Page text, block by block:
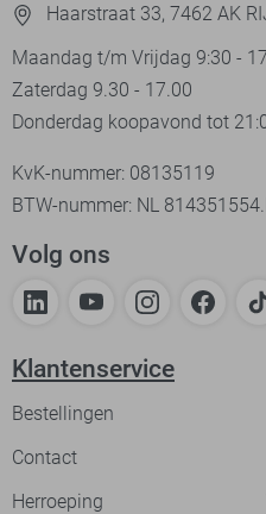
Haarstraat 33, 7462 AK
Maandag t/m Vrijdag 9:30 -
Zaterdag 9.30 - 17.00
Donderdag koopavond tot
KvK-nummer: 08135119
BTW-nummer: NL
Volg ons
Klantenservice
Bestellingen
Contact
Herroeping